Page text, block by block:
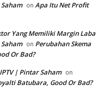
on Apa Itu Net Profit
Yang Memiliki Margin Laba
on Perubahan Skema
Or Bad?
| Pintar Saham on
Batubara, Good Or Bad?